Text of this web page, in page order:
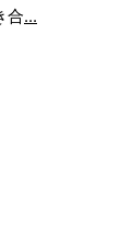
合...